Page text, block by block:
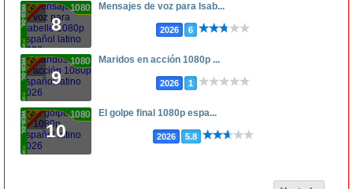
8
1080p Mensajes de voz para Isab...
2026 6
9
1080p Maridos en acción 1080p ...
2026 1
10
1080p El golpe final 1080p espa...
2026 5.8